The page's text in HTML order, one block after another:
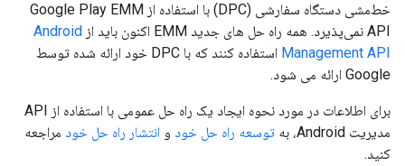
خط‌مشی دستگاه سفارشی (DPC) با استفاده از Google Play EMM
API نمی‌پذیرد. همه راه حل های جدید EMM اکنون باید از
Android
Management API
استفاده کنند که با DPC خود ارائه شده توسط
Google ارائه می شود.
برای اطلاعات در مورد نحوه ایجاد یک راه حل عمومی با استفاده از API
مدیریت Android، به
توسعه راه حل خود و انتشار راه حل خود مراجعه
کنید.